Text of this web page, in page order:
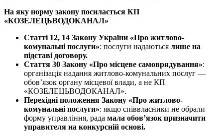
На яку норму закону посилається КП
«КОЗЕЛЕЦЬВОДОКАНАЛ»
Статті 12, 14 Закону України «Про житлово-
комунальні послуги»: послуги надаються лише на
підставі договору.
Стаття 30 Закону «Про місцеве самоврядування»:
організація надання житлово-комунальних послуг —
обов’язок органу місцевої влади, а не КП
«КОЗЕЛЕЦЬВОДОКАНАЛ».
Перехідні положення Закону «Про житлово-
комунальні послуги»: якщо співвласники не обрали
форму управління, рада мала обов’язок призначити
управителя на конкурсній основі.